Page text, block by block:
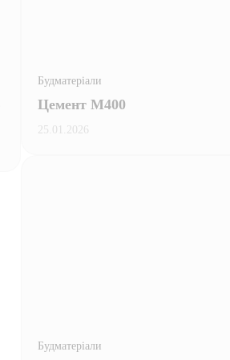
Будматеріали
Цемент М400
25.01.2026
Будматеріали